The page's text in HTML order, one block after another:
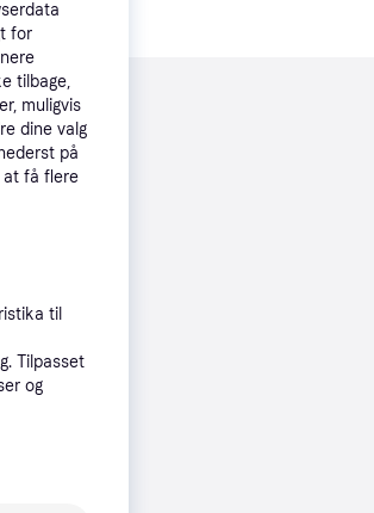
for
tilbage,
muligvis
dine valg
på
at få flere
til
Tilpasset
og